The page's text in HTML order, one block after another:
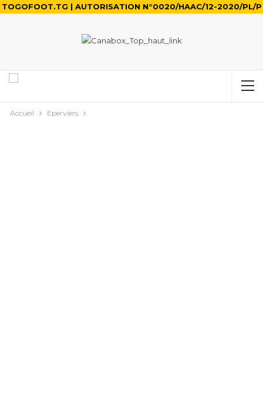
TOGOFOOT.TG | AUTORISATION N°0020/HAAC/12-2020/PL/P
Accueil Eperviers